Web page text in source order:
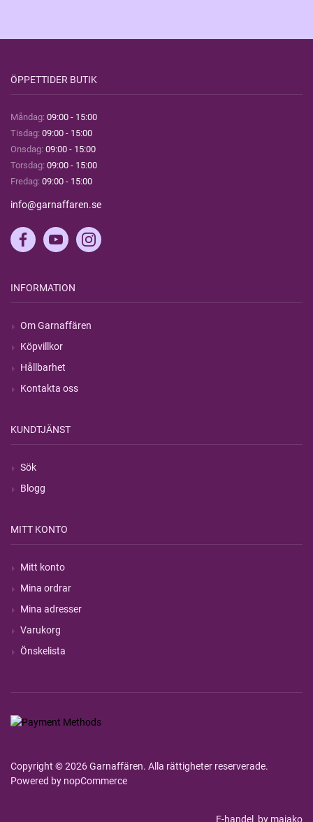
ÖPPETTIDER BUTIK
Måndag: 09:00 - 15:00
Tisdag: 09:00 - 15:00
Onsdag: 09:00 - 15:00
Torsdag: 09:00 - 15:00
Fredag: 09:00 - 15:00
info@garnaffaren.se
INFORMATION
Om Garnaffären
Köpvillkor
Hållbarhet
Kontakta oss
KUNDTJÄNST
Sök
Blogg
MITT KONTO
Mitt konto
Mina ordrar
Mina adresser
Varukorg
Önskelista
Copyright © 2026 Garnaffären. Alla rättigheter reserverade.
Powered by nopCommerce
E-handel by majako